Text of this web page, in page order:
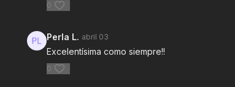
0
Perla L. abril 03
Excelentísima como siempre!!
0